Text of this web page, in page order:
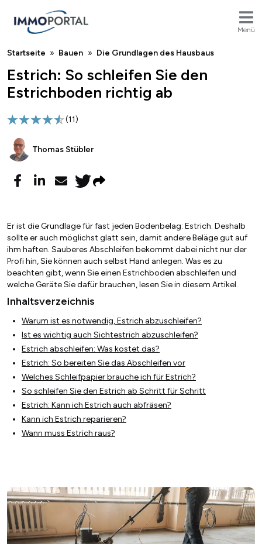
Menü
Breadcrumb
Startseite Bauen Die Grundlagen des Hausbaus
Estrich: So schleifen Sie den
Estrichboden richtig ab
(11)
Thomas Stübler
Er ist die Grundlage für fast jeden Bodenbelag: Estrich. Deshalb
sollte er auch möglichst glatt sein, damit andere Beläge gut auf
ihm haften. Sauberes Abschleifen bekommt dabei nicht nur der
Profi hin, Sie können auch selbst Hand anlegen. Was es zu
beachten gibt, wenn Sie einen Estrichboden abschleifen und
welche Geräte Sie dafür brauchen, lesen Sie in diesem Artikel.
Inhaltsverzeichnis
Warum ist es notwendig, Estrich abzuschleifen?
Ist es wichtig auch Sichtestrich abzuschleifen?
Estrich abschleifen: Was kostet das?
Estrich: So bereiten Sie das Abschleifen vor
Welches Schleifpapier brauche ich für Estrich?
So schleifen Sie den Estrich ab Schritt für Schritt
Estrich: Kann ich Estrich auch abfräsen?
Kann ich Estrich reparieren?
Wann muss Estrich raus?